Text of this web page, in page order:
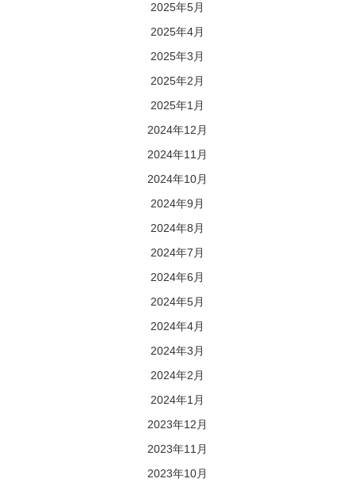
2025年5月
2025年4月
2025年3月
2025年2月
2025年1月
2024年12月
2024年11月
2024年10月
2024年9月
2024年8月
2024年7月
2024年6月
2024年5月
2024年4月
2024年3月
2024年2月
2024年1月
2023年12月
2023年11月
2023年10月